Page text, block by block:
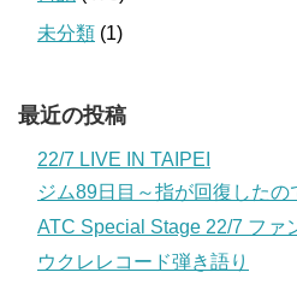
未分類 (1)
最近の投稿
22/7 LIVE IN TAIPEI
ジム89日目～指が回復したの
ATC Special Stage 22/7 ファ
ウクレレコード弾き語り